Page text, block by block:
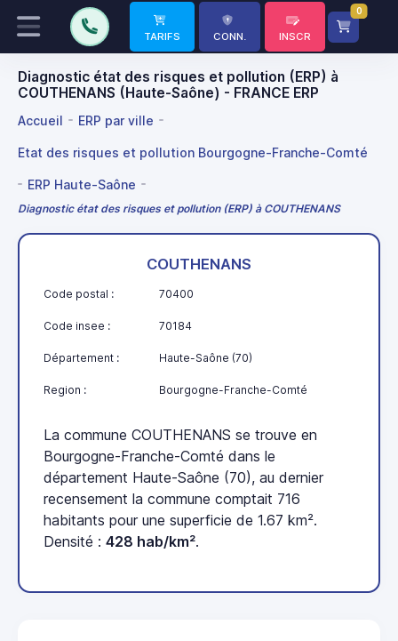
TARIFS CONN. INSCR
0
Diagnostic état des risques et pollution (ERP) à
COUTHENANS (Haute-Saône) - FRANCE ERP
Accueil ERP par ville
Etat des risques et pollution Bourgogne-Franche-Comté
ERP Haute-Saône
Diagnostic état des risques et pollution (ERP) à COUTHENANS
COUTHENANS
Code postal : 70400
Code insee : 70184
Département : Haute-Saône (70)
Region : Bourgogne-Franche-Comté
La commune COUTHENANS se trouve en
Bourgogne-Franche-Comté dans le
département Haute-Saône (70), au dernier
recensement la commune comptait 716
habitants pour une superficie de 1.67 km².
Densité : 428 hab/km².